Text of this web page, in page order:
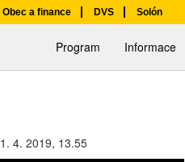
Obec a finance DVS Solón
Program Informace
1. 4. 2019, 13.55